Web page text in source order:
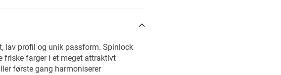
lav profil og unik passform. Spinlock
friske farger i et meget attraktivt
første gang harmoniserer